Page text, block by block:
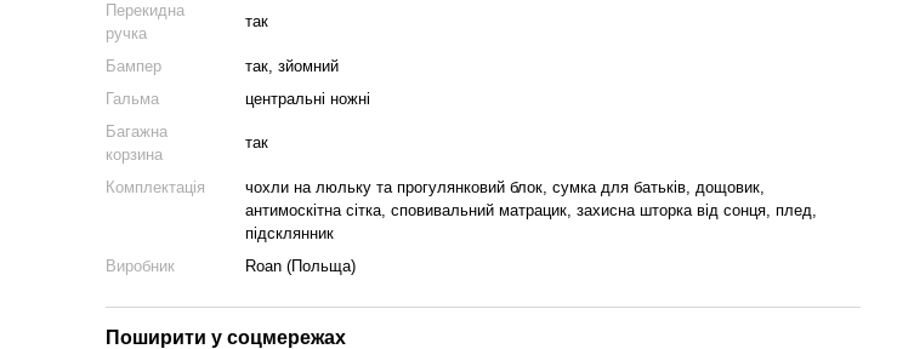
Перекидна
ручка
так
Бампер
так, зйомний
Гальма
центральні ножні
Багажна
корзина
так
Комплектація
чохли на люльку та прогулянковий блок, сумка для батьків, дощовик,
антимоскітна сітка, сповивальний матрацик, захисна шторка від сонця, плед,
підсклянник
Виробник
Roan (Польща)
Поширити у соцмережах